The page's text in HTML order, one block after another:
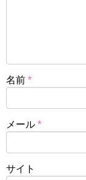
名前 *
メール *
サイト